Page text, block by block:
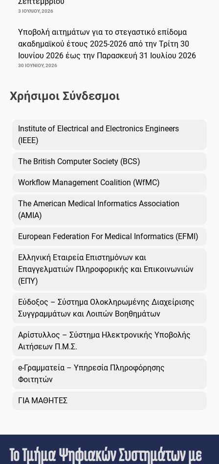
3 ΙΟΥΛΊΟΥ, 2026
Υποβολή αιτημάτων για το στεγαστικό επίδομα
ακαδημαϊκού έτους 2025-2026 από την Τρίτη 30
Ιουνίου 2026 έως την Παρασκευή 31 Ιουλίου 2026
30 ΙΟΥΝΊΟΥ, 2026
Χρήσιμοι Σύνδεσμοι
Institute of Electrical and Electronics Engineers
(IEEE)
The British Computer Society (BCS)
Workflow Management Coalition (WfMC)
The American Medical Informatics Association
(AMIA)
European Federation For Medical Informatics (EFMI)
Ελληνική Εταιρεία Επιστημόνων και
Επαγγελματιών Πληροφορικής και Επικοινωνιών
(ΕΠΥ)
Εύδοξος – Σύστημα Ολοκληρωμένης Διαχείρισης
Συγγραμμάτων και Λοιπών Βοηθημάτων
Αρίστυλλος – Σύστημα Ηλεκτρονικής Υποβολής
Αιτήσεων Π.Μ.Σ.
e-Γραμματεία – Υπηρεσία Πληροφόρησης
Φοιτητών
ΓΙΑ ΜΑΘΗΤΕΣ
Το Τμήμα Ψηφιακών Συστημάτων με